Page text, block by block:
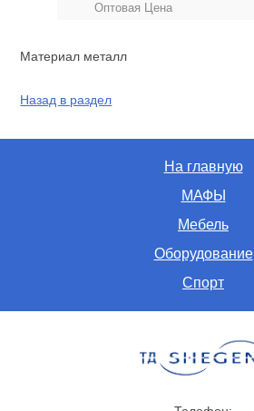
Оптовая Цена
Материал металл
Назад в раздел
На главную
МАФЫ
Мебель
Оборудование
Спорт